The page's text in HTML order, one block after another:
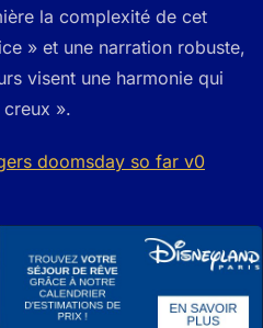
la complexité de cet
» et une narration robuste,
visent une harmonie qui
creux ».